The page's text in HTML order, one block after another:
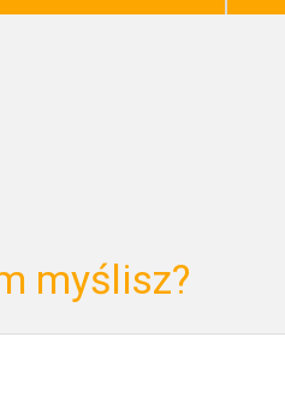
myślisz?